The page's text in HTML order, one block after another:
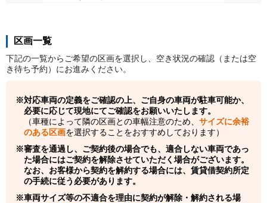
区画一覧
下記の一覧からご希望の区画を選択し、空き状況の確認（または空
き待ち予約）にお進みください。
対応車両の定義をご確認の上、ご自身の車両が駐車可能か、
必要に応じて現地にてご確認をお願いいたします。
（車種によって隣の区画との車幅注意のため、 サイズに余裕
のある区画を選択することをおすすめしております）
審査を通過し、ご契約後の場合でも、適合しない車両であっ
た場合にはご契約を解除させていただく場合がございます。
なお、お客様から契約を解約する場合には、賃貸借契約所定
の手続に従う必要があります。
車両サイズ等の不適合を理由に契約が解除・解約される場